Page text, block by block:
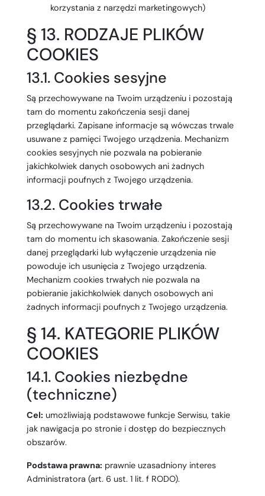
korzystania z narzędzi marketingowych)
§ 13. RODZAJE PLIKÓW
COOKIES
13.1. Cookies sesyjne
Są przechowywane na Twoim urządzeniu i pozostają
tam do momentu zakończenia sesji danej
przeglądarki. Zapisane informacje są wówczas trwale
usuwane z pamięci Twojego urządzenia. Mechanizm
cookies sesyjnych nie pozwala na pobieranie
jakichkolwiek danych osobowych ani żadnych
informacji poufnych z Twojego urządzenia.
13.2. Cookies trwałe
Są przechowywane na Twoim urządzeniu i pozostają
tam do momentu ich skasowania. Zakończenie sesji
danej przeglądarki lub wyłączenie urządzenia nie
powoduje ich usunięcia z Twojego urządzenia.
Mechanizm cookies trwałych nie pozwala na
pobieranie jakichkolwiek danych osobowych ani
żadnych informacji poufnych z Twojego urządzenia.
§ 14. KATEGORIE PLIKÓW
COOKIES
14.1. Cookies niezbędne
(techniczne)
Cel: umożliwiają podstawowe funkcje Serwisu, takie
jak nawigacja po stronie i dostęp do bezpiecznych
obszarów.
Podstawa prawna: prawnie uzasadniony interes
Administratora (art. 6 ust. 1 lit. f RODO).